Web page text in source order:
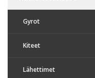
Gyrot
Kiteet
Lähettimet